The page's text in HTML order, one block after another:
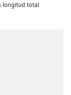
longitud total